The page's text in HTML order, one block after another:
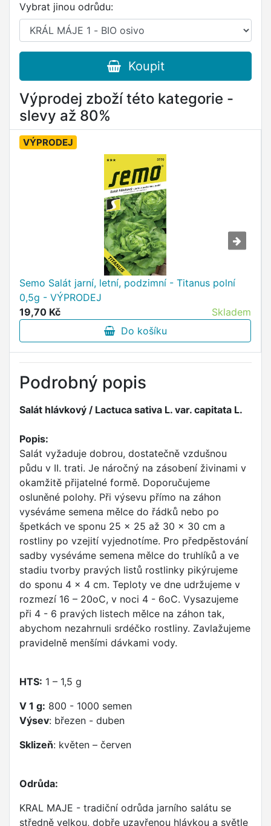
Vybrat jinou odrůdu:
Koupit
Výprodej zboží této kategorie -
slevy až 80%
VÝPRODEJ
Semo Salát jarní, letní, podzimní - Titanus polní
0,5g - VÝPRODEJ
19,70 Kč
Skladem
Do košíku
Podrobný popis
Salát hlávkový / Lactuca sativa L. var. capitata L.
Popis:
Salát vyžaduje dobrou, dostatečně vzdušnou
půdu v II. trati. Je náročný na zásobení živinami v
okamžitě přijatelné formě. Doporučujeme
osluněné polohy. Při výsevu přímo na záhon
vyséváme semena mělce do řádků nebo po
špetkách ve sponu 25 x 25 až 30 x 30 cm a
rostliny po vzejití vyjednotíme. Pro předpěstování
sadby vyséváme semena mělce do truhlíků a ve
stadiu tvorby pravých listů rostlinky pikýrujeme
do sponu 4 x 4 cm. Teploty ve dne udržujeme v
rozmezí 16 – 20oC, v noci 4 - 6oC. Vysazujeme
při 4 - 6 pravých listech mělce na záhon tak,
abychom nezahrnuli srdéčko rostliny. Zavlažujeme
pravidelně menšími dávkami vody.
HTS: 1 – 1,5 g
V 1 g: 800 - 1000 semen
Výsev: březen - duben
Sklizeň: květen – červen
Odrůda:
KRAL MAJE - tradiční odrůda jarního salátu se
středně velkou, dobře uzavřenou hlávkou a světle